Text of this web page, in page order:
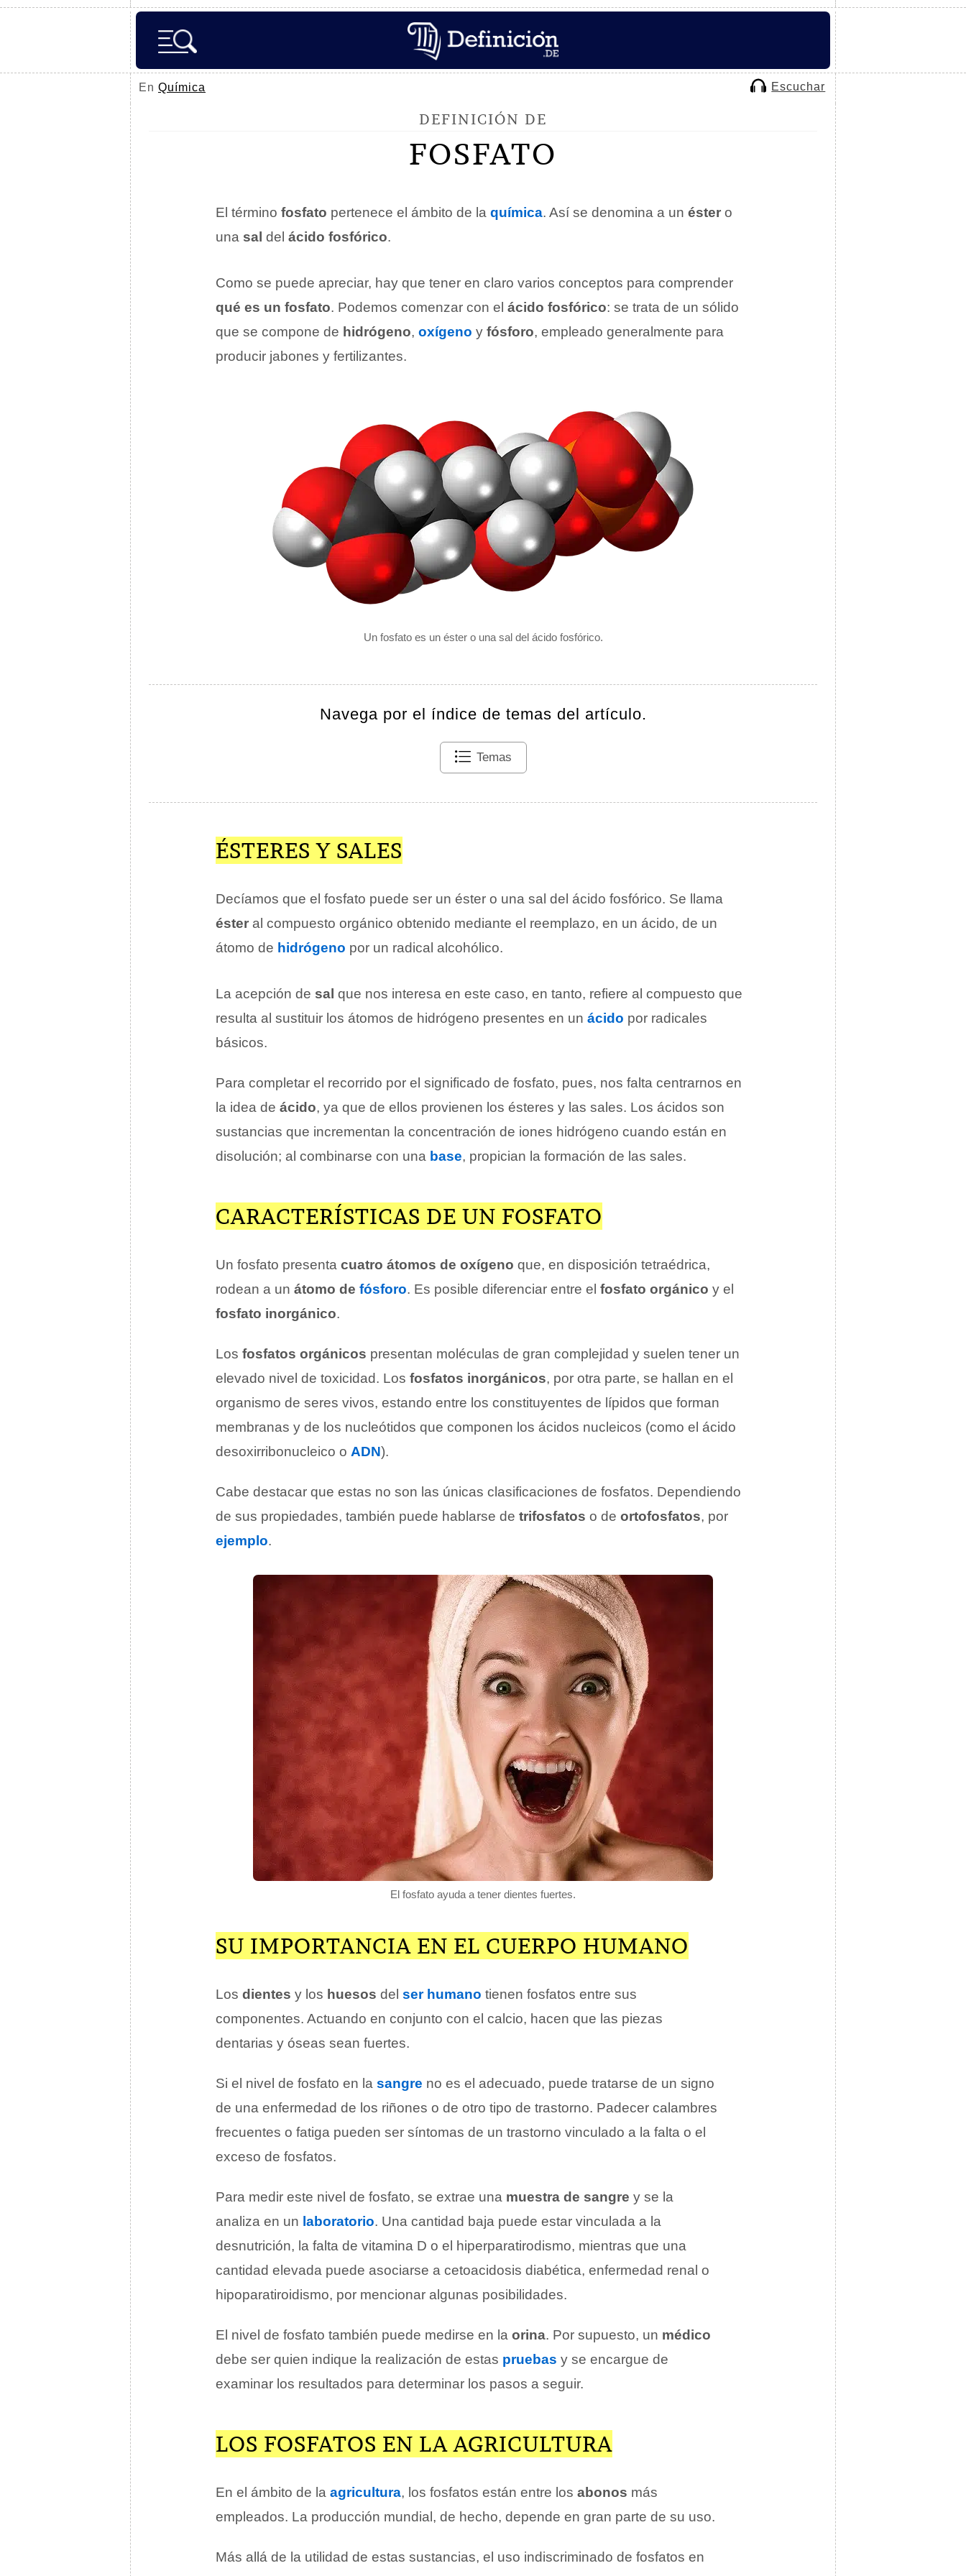
En Química Escuchar
DEFINICIÓN DE
FOSFATO
Un fosfato es un éster o una sal del ácido fosfórico.
El término fosfato pertenece el ámbito de la química. Así se denomina a un éster o
una sal del ácido fosfórico.
Como se puede apreciar, hay que tener en claro varios conceptos para comprender
qué es un fosfato. Podemos comenzar con el ácido fosfórico: se trata de un sólido
que se compone de hidrógeno, oxígeno y fósforo, empleado generalmente para
producir jabones y fertilizantes.
Navega por el índice de temas del artículo.
Temas
ÉSTERES Y SALES
Decíamos que el fosfato puede ser un éster o una sal del ácido fosfórico. Se llama
éster al compuesto orgánico obtenido mediante el reemplazo, en un ácido, de un
átomo de hidrógeno por un radical alcohólico.
La acepción de sal que nos interesa en este caso, en tanto, refiere al compuesto que
resulta al sustituir los átomos de hidrógeno presentes en un ácido por radicales
básicos.
Para completar el recorrido por el significado de fosfato, pues, nos falta centrarnos en
la idea de ácido, ya que de ellos provienen los ésteres y las sales. Los ácidos son
sustancias que incrementan la concentración de iones hidrógeno cuando están en
disolución; al combinarse con una base, propician la formación de las sales.
CARACTERÍSTICAS DE UN FOSFATO
Un fosfato presenta cuatro átomos de oxígeno que, en disposición tetraédrica,
rodean a un átomo de fósforo. Es posible diferenciar entre el fosfato orgánico y el
fosfato inorgánico.
Los fosfatos orgánicos presentan moléculas de gran complejidad y suelen tener un
elevado nivel de toxicidad. Los fosfatos inorgánicos, por otra parte, se hallan en el
organismo de seres vivos, estando entre los constituyentes de lípidos que forman
membranas y de los nucleótidos que componen los ácidos nucleicos (como el ácido
desoxirribonucleico o ADN).
Cabe destacar que estas no son las únicas clasificaciones de fosfatos. Dependiendo
de sus propiedades, también puede hablarse de trifosfatos o de ortofosfatos, por
ejemplo.
El fosfato ayuda a tener dientes fuertes.
SU IMPORTANCIA EN EL CUERPO HUMANO
Los dientes y los huesos del ser humano tienen fosfatos entre sus
componentes. Actuando en conjunto con el calcio, hacen que las piezas
dentarias y óseas sean fuertes.
Si el nivel de fosfato en la sangre no es el adecuado, puede tratarse de un signo
de una enfermedad de los riñones o de otro tipo de trastorno. Padecer calambres
frecuentes o fatiga pueden ser síntomas de un trastorno vinculado a la falta o el
exceso de fosfatos.
Para medir este nivel de fosfato, se extrae una muestra de sangre y se la
analiza en un laboratorio. Una cantidad baja puede estar vinculada a la
desnutrición, la falta de vitamina D o el hiperparatirodismo, mientras que una
cantidad elevada puede asociarse a cetoacidosis diabética, enfermedad renal o
hipoparatiroidismo, por mencionar algunas posibilidades.
El nivel de fosfato también puede medirse en la orina. Por supuesto, un médico
debe ser quien indique la realización de estas pruebas y se encargue de
examinar los resultados para determinar los pasos a seguir.
LOS FOSFATOS EN LA AGRICULTURA
En el ámbito de la agricultura, los fosfatos están entre los abonos más
empleados. La producción mundial, de hecho, depende en gran parte de su uso.
Más allá de la utilidad de estas sustancias, el uso indiscriminado de fosfatos en